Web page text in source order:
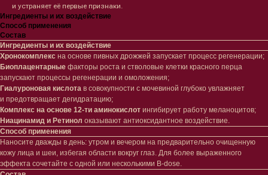
и устраняет её первые признаки.
Ингредиенты и их воздействие
Способ применения
Состав
Ингредиенты и их воздействие
Хронокомплекс на основе пивных дрожжей запускает процесс регенерации;
Биоплацентарные факторы роста и стволовые клетки красного перца
запускают процессы регенерации и омоложения;
Гиалуроновая кислота в совокупности с мочевиной глубоко увлажняет
и предотвращает дегидратацию;
Комплекс на основе 12-ти аминокислот ингибирует работу меланоцитов;
Ниацинамид и Ретинол оказывают антиоксидантное воздействие.
Способ применения
Наносите дважды в день: утром и вечером на предварительно очищенную
кожу лица и шеи, избегая области вокруг глаз. Для более выраженного
эффекта сочетайте с одной или несколькими B-dose.
Тело
Проблемы
Кремы
Лосьоны
Лицо
Проблемы
Очищение
Увлажнение/питание